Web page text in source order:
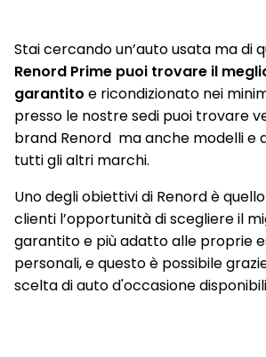
Shark antenna
Sistema elettronico di controllo alla
Sistema multimediale Easy Link 7"
Auto ed Apple CarPlay con smartphone
senza cavo (wireless)
Sistema multimediale Easy Link 7" con
compatibile con Android Auto ed Apple
smartphone replication con e senza
Traffic Sign Recognition (riconoscimento
Volante in TEP
Stai cercando un’auto usata ma di
Renord Prime puoi trovare il
garantito e ricondizionato nei
presso le nostre sedi puoi trovare
brand Renord ma anche modelli e
tutti gli altri marchi.
Uno degli obiettivi di Renord è
clienti l’opportunità di scegliere il
garantito e più adatto alle proprie
personali, e questo è possibile
scelta di auto d'occasione